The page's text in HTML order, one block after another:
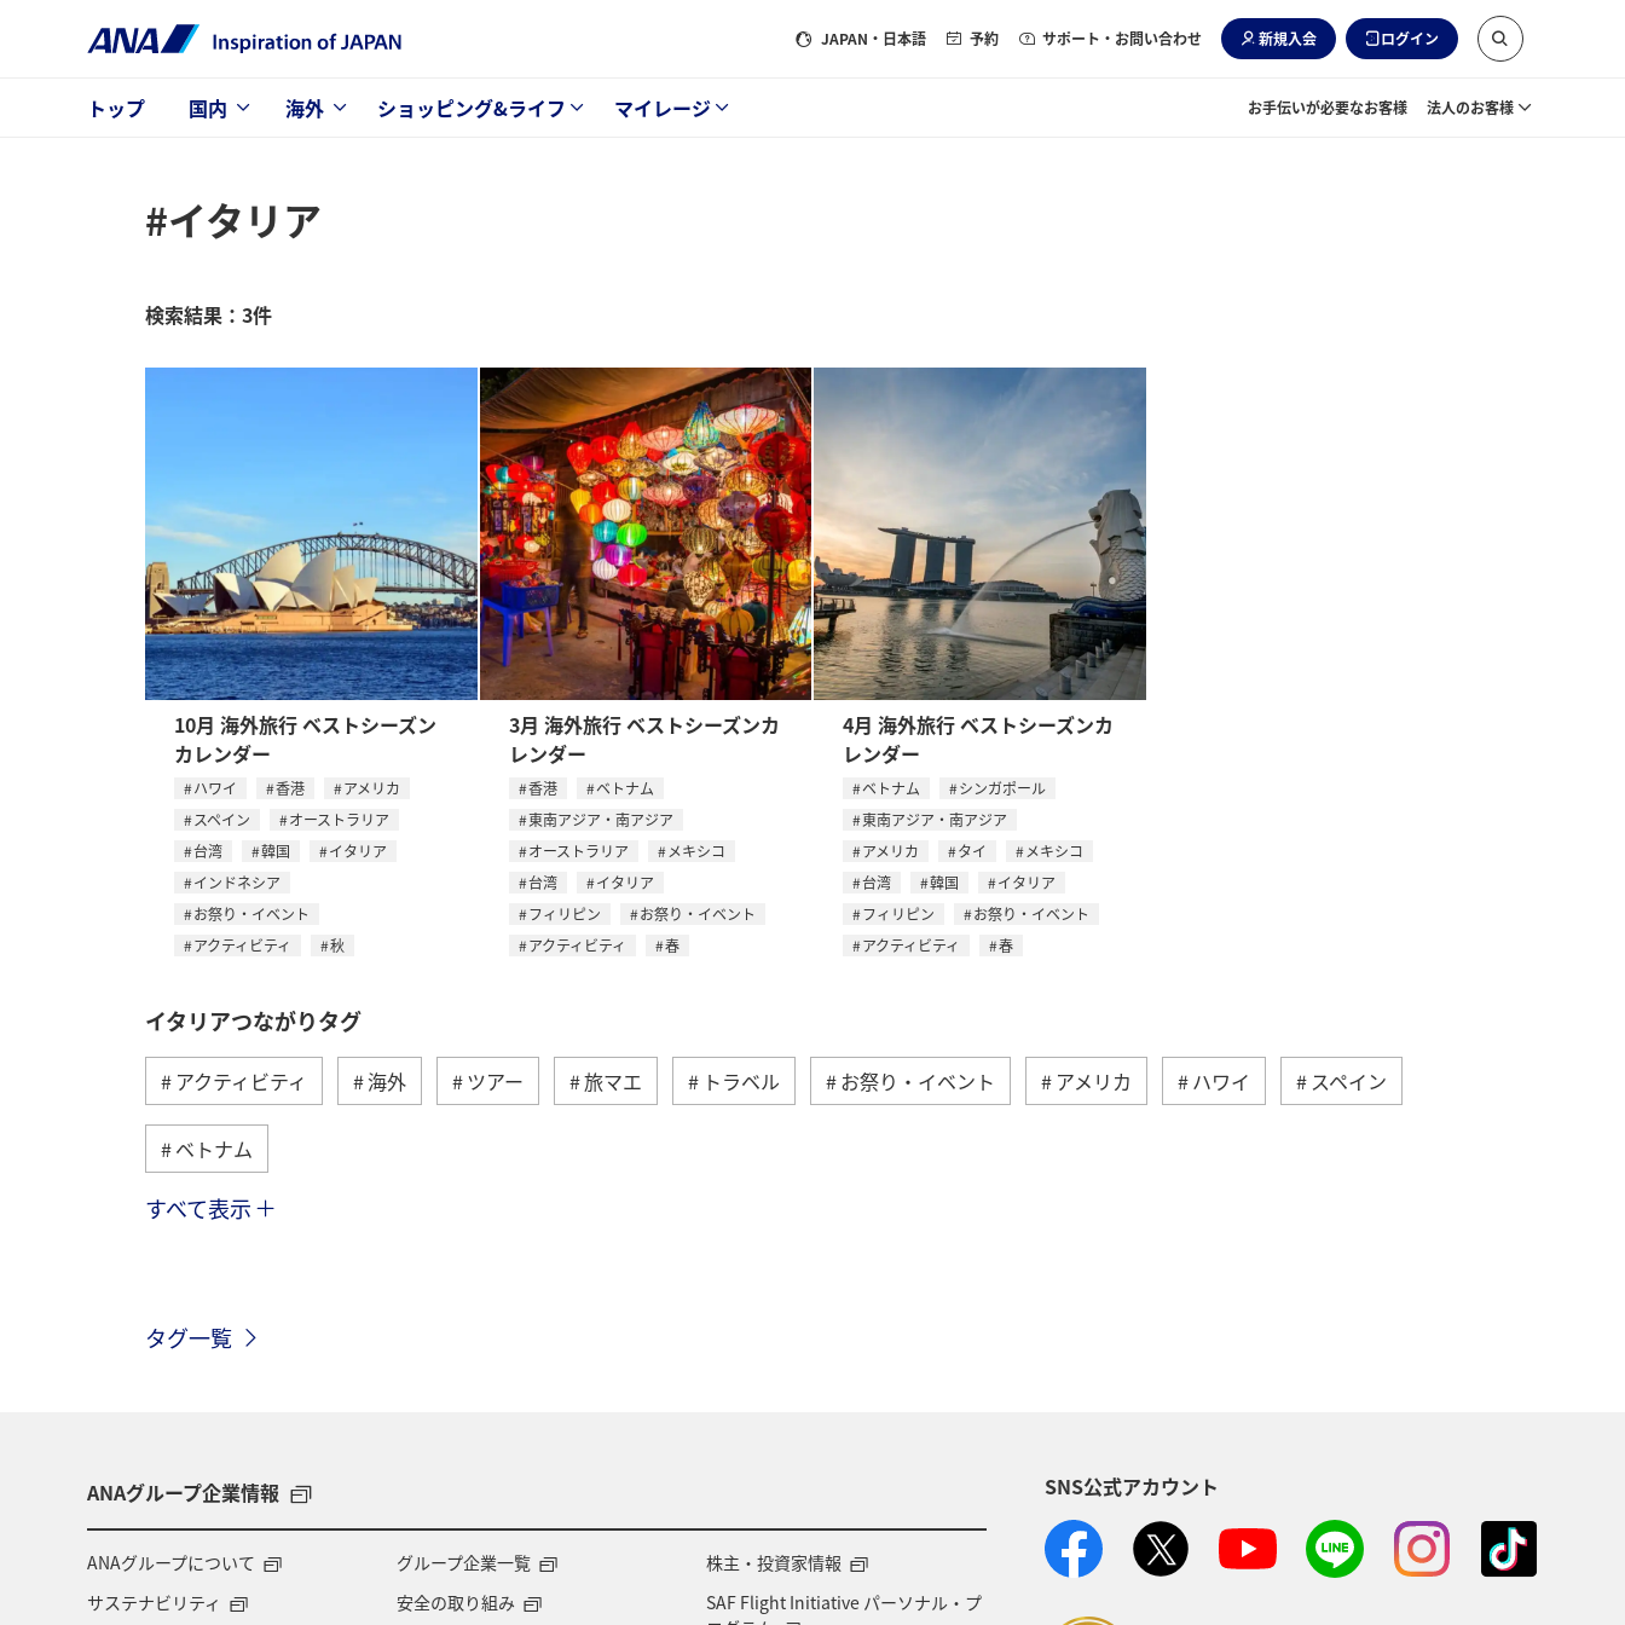
JAPAN ・日本語 予約 サポート・お問い合わせ 新規入会 ログイン
トップ 国内 海外 ショッピング&ライフ マイレージ お手伝いが必要なお客様 法人のお客様
#イタリア
検索結果：3件
10月 海外旅行 ベストシーズン
カレンダー
ハワイ 香港
アメリカ
スペイン
オーストラリア
台湾
韓国
イタリア
インドネシア
お祭り・イベント
アクティビティ
秋
3月 海外旅行 ベストシーズンカ
レンダー
香港
ベトナム
東南アジア・南アジア
オーストラリア
メキシコ
台湾
イタリア
フィリピン
お祭り・イベント
アクティビティ
春
4月 海外旅行 ベストシーズンカ
レンダー
ベトナム
シンガポール
東南アジア・南アジア
アメリカ
タイ
メキシコ
台湾
韓国
イタリア
フィリピン
お祭り・イベント
アクティビティ
春
イタリアつながりタグ
アクティビティ 海外 ツアー 旅マエ トラベル お祭り・イベント アメリカ ハワイ スペイン
ベトナム
シンガポール
旅ナカ
すべて表示
タグ一覧
ANAグループ企業情報
ANAグループについて グループ企業一覧
株主・投資家情報
サステナビリティ
安全の取り組み
SAF Flight Initiative パーソナル・プ
SNS公式アカウント